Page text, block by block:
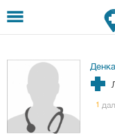
Премини към основното
1